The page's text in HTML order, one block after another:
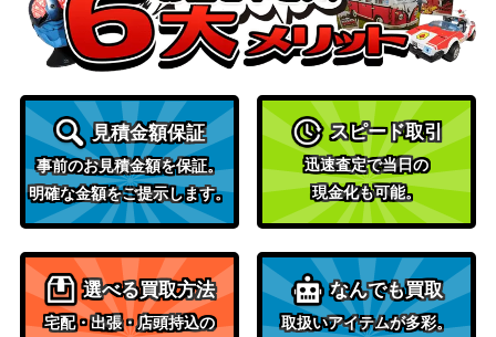
［Foil］星界の大蛇、コーマ/Koma, C
osmos Serpent ショーケース版【KH
M-BF】
（カルドハ
イム）
800
サメ台風/Shark Typhoon【IKO】
（イコリ
ア：巨獣の
棲処）
1,100
血染めのぬかるみ/Bloodstained Mire
[ONS]《日》
ート）
10,000
朽ちゆくレギサウルス/Rotting Regisa
（基本セッ 100
見積金額保証
事前のお見積金額を保証。
明確な金額をご提示します。
スピード取引
迅速査定で当日の
現金化も可能。
選べる買取方法
宅配・出張・店頭持込の
なんでも買取
取扱いアイテムが多彩。